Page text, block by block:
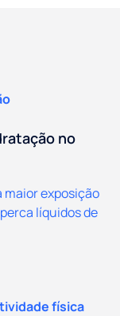
no
maior exposição
líquidos de